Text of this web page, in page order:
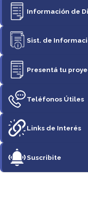
Información de
Sist. de
Presentá tu
Teléfonos Útiles
Links de Interés
Suscribite